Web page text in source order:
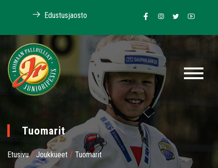
Edustusjaosto
Tuomarit
Etusivu/ Joukkueet / Tuomarit